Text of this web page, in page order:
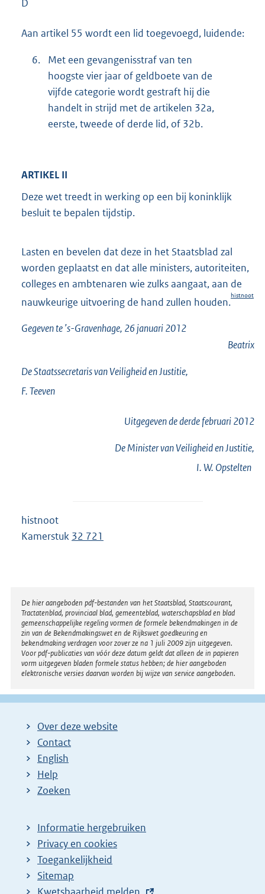
D
Aan artikel 55 wordt een lid toegevoegd, luidende:
6.
Met een gevangenisstraf van ten
hoogste vier jaar of geldboete van de
vijfde categorie wordt gestraft hij die
handelt in strijd met de artikelen 32a,
eerste, tweede of derde lid, of 32b.
ARTIKEL II
Deze wet treedt in werking op een bij koninklijk
besluit te bepalen tijdstip.
Lasten en bevelen dat deze in het Staatsblad zal
worden geplaatst en dat alle ministers, autoriteiten,
colleges en ambtenaren wie zulks aangaat, aan de
nauwkeurige uitvoering de hand zullen houden.
histnoot
Gegeven te ’s-Gravenhage, 26 januari 2012
Beatrix
De Staatssecretaris van Veiligheid en Justitie,
F.Teeven
Uitgegeven dederdefebruari 2012
De Minister van Veiligheid en Justitie,
I. W. Opstelten
histnoot
Kamerstuk 32 721
Disclaimer
De hier aangeboden pdf-bestanden van het Staatsblad, Staatscourant,
Tractatenblad, provinciaal blad, gemeenteblad, waterschapsblad en blad
gemeenschappelijke regeling vormen de formele bekendmakingen in de
zin van de Bekendmakingswet en de Rijkswet goedkeuring en
bekendmaking verdragen voor zover ze na 1 juli 2009 zijn uitgegeven.
Voor pdf-publicaties van vóór deze datum geldt dat alleen de in papieren
vorm uitgegeven bladen formele status hebben; de hier aangeboden
elektronische versies daarvan worden bij wijze van service aangeboden.
Over deze website
Contact
English
Help
Zoeken
Informatie hergebruiken
Privacy en cookies
Toegankelijkheid
Sitemap
E
Kwetsbaarheid melden